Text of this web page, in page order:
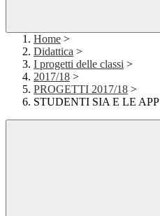
Home >
Didattica >
I progetti delle classi >
2017/18 >
PROGETTI 2017/18 >
STUDENTI SIA E LE APP